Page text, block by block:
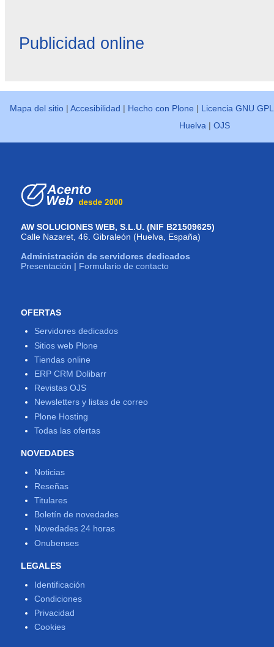
Publicidad online
Mapa del sitio |Accesibilidad | Hecho con Plone | Licencia GNU GPL
Huelva |OJS
AW SOLUCIONES WEB, S.L.U. (NIF B21509625)
Calle Nazaret, 46. Gibraleón (Huelva, España)
Administración de servidores dedicados
Presentación | Formulario de contacto
OFERTAS
Servidores dedicados
Sitios web Plone
Tiendas online
ERP CRM Dolibarr
Revistas OJS
Newsletters y listas de correo
Plone Hosting
Todas las ofertas
NOVEDADES
Noticias
Reseñas
Titulares
Boletín de novedades
Novedades 24 horas
Onubenses
LEGALES
Identificación
Condiciones
Privacidad
Cookies